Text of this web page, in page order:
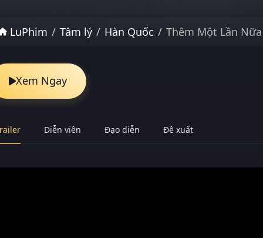
LuPhim Tâm lý Hàn Quốc Thêm Một Lần Nữa
Xem Ngay
Diễn viên Đạo diễn Đề xuất